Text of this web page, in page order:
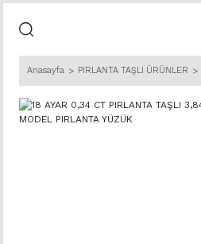
Anasayfa PIRLANTA TAŞLI ÜRÜNLER